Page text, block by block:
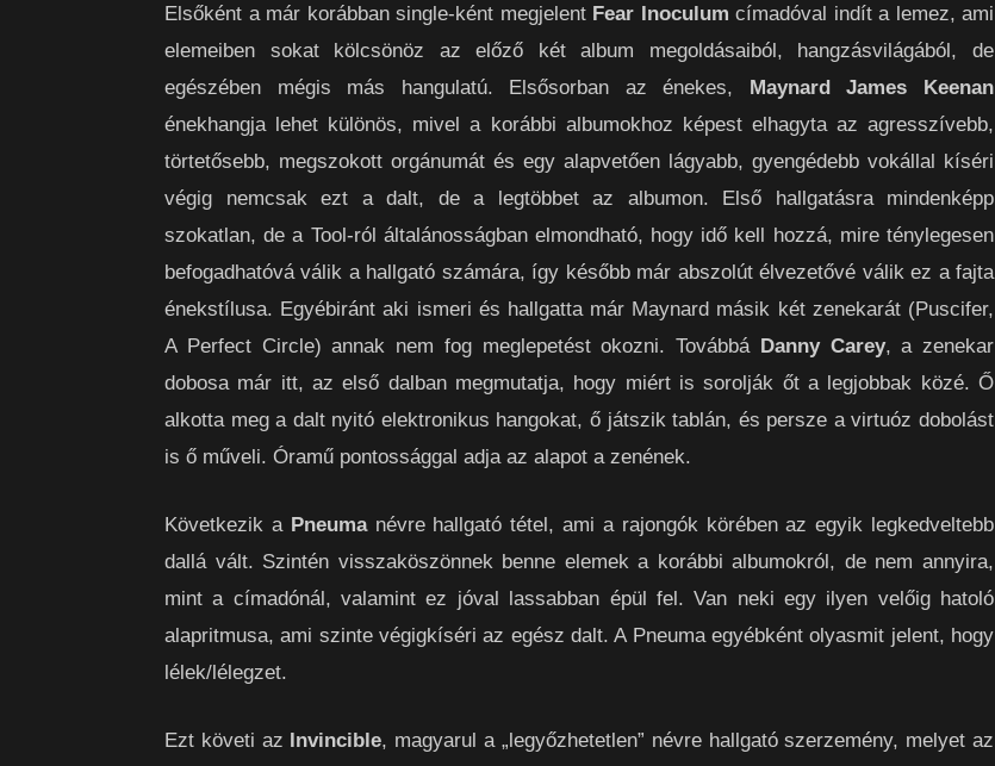
Elsőként a már korábban single-ként megjelent Fear Inoculum címadóval indít a lemez, ami
elemeiben sokat kölcsönöz az előző két album megoldásaiból, hangzásvilágából, de
egészében mégis más hangulatú. Elsősorban az énekes, Maynard James Keenan
énekhangja lehet különös, mivel a korábbi albumokhoz képest elhagyta az agresszívebb,
törtetősebb, megszokott orgánumát és egy alapvetően lágyabb, gyengédebb vokállal kíséri
végig nemcsak ezt a dalt, de a legtöbbet az albumon. Első hallgatásra mindenképp
szokatlan, de a Tool-ról általánosságban elmondható, hogy idő kell hozzá, mire ténylegesen
befogadhatóvá válik a hallgató számára, így később már abszolút élvezetővé válik ez a fajta
énekstílusa. Egyébiránt aki ismeri és hallgatta már Maynard másik két zenekarát (Puscifer,
A Perfect Circle) annak nem fog meglepetést okozni. Továbbá Danny Carey, a zenekar
dobosa már itt, az első dalban megmutatja, hogy miért is sorolják őt a legjobbak közé. Ő
alkotta meg a dalt nyitó elektronikus hangokat, ő játszik tablán, és persze a virtuóz dobolást
is ő műveli. Óramű pontossággal adja az alapot a zenének.
Következik a Pneumanévre hallgató tétel, ami a rajongók körében az egyik legkedveltebb
dallá vált. Szintén visszaköszönnek benne elemek a korábbi albumokról, de nem annyira,
mint a címadónál, valamint ez jóval lassabban épül fel. Van neki egy ilyen velőig hatoló
alapritmusa, ami szinte végigkíséri az egész dalt. A Pneuma egyébként olyasmit jelent, hogy
lélek/lélegzet.
Ezt követi az Invincible, magyarul a „legyőzhetetlen” névre hallgató szerzemény, melyet az